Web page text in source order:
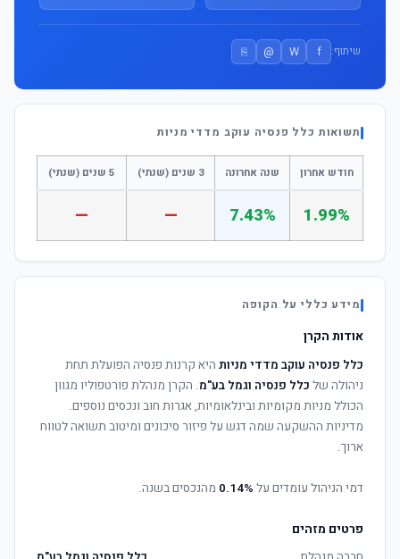
שיתוף: f
W
@
⎘
תשואות כלל פנסיה עוקב מדדי מניות
חודש אחרון שנה אחרונה 3 שנים (שנתי) 5 שנים (שנתי)
1.99%
7.43%
—
—
מידע כללי על הקופה
אודות הקרן
כלל פנסיה עוקב מדדי מניות היא קרנות פנסיה הפועלת תחת
ניהולה של כלל פנסיה וגמל בע"מ. הקרן מנהלת פורטפוליו מגוון
הכולל מניות מקומיות ובינלאומיות, אגרות חוב ונכסים נוספים.
מדיניות ההשקעה שמה דגש על פיזור סיכונים ומיטוב תשואה לטווח
ארוך.
דמי הניהול עומדים על 0.14% מהנכסים בשנה.
פרטים מזהים